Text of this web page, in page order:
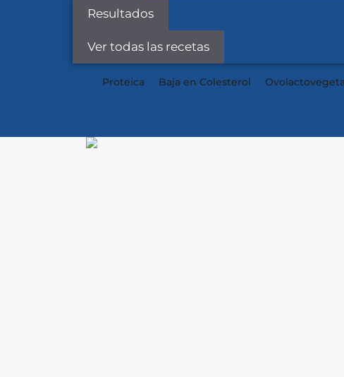
Resultados
Ver todas las recetas
Proteica Baja en Colesterol